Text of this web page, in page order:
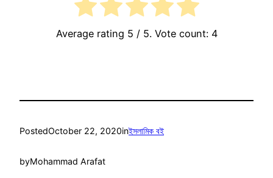
Average rating 5 / 5. Vote count: 4
PostedOctober 22, 2020inইসলামিক বই
byMohammad Arafat